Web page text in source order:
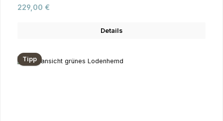
Regulärer Preis:
229,00 €
Details
Tipp